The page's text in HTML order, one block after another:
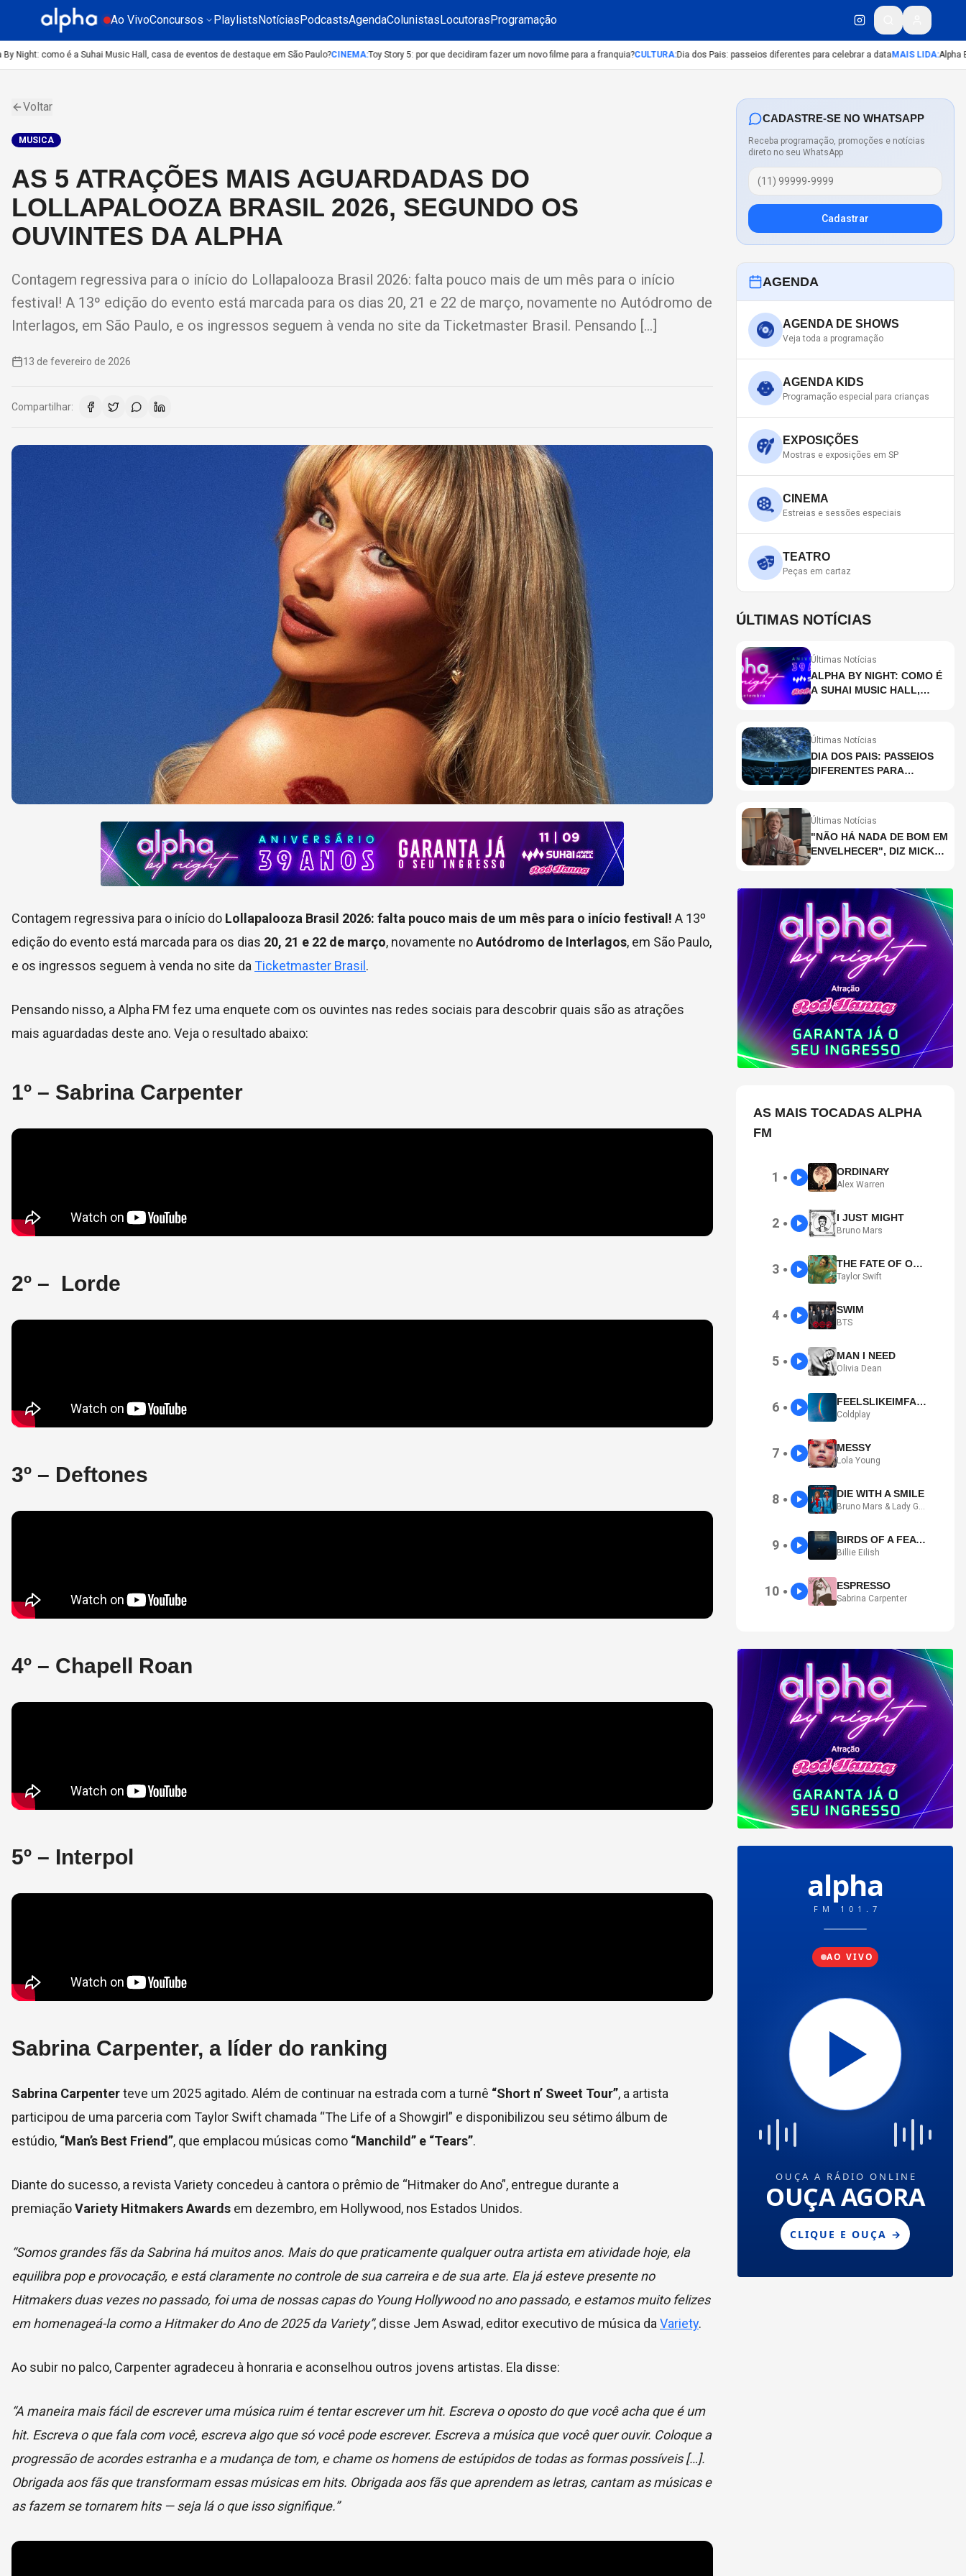
Ao VivoConcursos PlaylistsNotíciasPodcastsAgendaColunistasLocutorasProgramação
como é a Suhai Music Hall, casa de eventos de destaque em São Paulo?CINEMA:Toy Story 5: por que decidiram fazer um novo filme para a franquia?CULTURA:Dia dos Pais: passeios diferentes para celebrar a dataMAIS LIDA: Alpha By
Voltar
MUSICA
AS 5 ATRAÇÕES MAIS AGUARDADAS DO
LOLLAPALOOZA BRASIL 2026, SEGUNDO OS
OUVINTES DA ALPHA
Contagem regressiva para o início do Lollapalooza Brasil 2026: falta pouco mais de um mês para o início
festival! A 13º edição do evento está marcada para os dias 20, 21 e 22 de março, novamente no Autódromo de
Interlagos, em São Paulo, e os ingressos seguem à venda no site da Ticketmaster Brasil. Pensando […]
13 de fevereiro de 2026
Compartilhar:
Contagem regressiva para o início do Lollapalooza Brasil 2026: falta pouco mais de um mês para o início festival! A 13º
edição do evento está marcada para os dias 20, 21 e 22 de março, novamente noAutódromo de Interlagos, em São Paulo,
e os ingressos seguem à venda no site da Ticketmaster Brasil .
Pensando nisso, a Alpha FM fez uma enquete com os ouvintes nas redes sociais para descobrir quais são as atrações
mais aguardadas deste ano. Veja o resultado abaixo:
1º – Sabrina Carpenter
2º – Lorde
3º – Deftones
4º – Chapell Roan
5º – Interpol
Sabrina Carpenter, a líder do ranking
Sabrina Carpenterteve um 2025 agitado. Além de continuar na estrada com a turnê “Short n’ Sweet Tour”, a artista
participou de uma parceria com Taylor Swift chamada “The Life of a Showgirl” e disponibilizou seu sétimo álbum de
estúdio, “Man’s Best Friend”, que emplacou músicas como “Manchild” e “Tears”.
Diante do sucesso, a revista Variety concedeu à cantora o prêmio de “Hitmaker do Ano”, entregue durante a
premiaçãoVariety Hitmakers Awards em dezembro, em Hollywood, nos Estados Unidos.
“Somos grandes fãs da Sabrina há muitos anos. Mais do que praticamente qualquer outra artista em atividade hoje, ela
equilibra pop e provocação, e está claramente no controle de sua carreira e de sua arte. Ela já esteve presente no
Hitmakers duas vezes no passado, foi uma de nossas capas do Young Hollywood no ano passado, e estamos muito felizes
em homenageá-la como a Hitmaker do Ano de 2025 da Variety”, disse Jem Aswad, editor executivo de música da Variety.
Ao subir no palco, Carpenter agradeceu à honraria e aconselhou outros jovens artistas. Ela disse:
“A maneira mais fácil de escrever uma música ruim é tentar escrever um hit. Escreva o oposto do que você acha que é um
hit. Escreva o que fala com você, escreva algo que só você pode escrever. Escreva a música que você quer ouvir. Coloque a
progressão de acordes estranha e a mudança de tom, e chame os homens de estúpidos de todas as formas possíveis […].
Obrigada aos fãs que transformam essas músicas em hits. Obrigada aos fãs que aprendem as letras, cantam as músicas e
as fazem se tornarem hits — seja lá o que isso signifique.”
CADASTRE-SE NO WHATSAPP
Receba programação, promoções e notícias
direto no seu WhatsApp
Cadastrar
AGENDA
AGENDA DE SHOWS
Veja toda a programação
AGENDA KIDS
Programação especial para crianças
EXPOSIÇÕES
Mostras e exposições em SP
CINEMA
Estreias e sessões especiais
TEATRO
Peças em cartaz
ÚLTIMAS NOTÍCIAS
Últimas Notícias
ALPHA BY NIGHT: COMO É
A SUHAI MUSIC HALL,
PAULO?
Últimas Notícias
DIA DOS PAIS: PASSEIOS
DIFERENTES PARA
Últimas Notícias
"NÃO HÁ NADA DE BOM EM
ENVELHECER", DIZ MICK
AS MAIS TOCADAS ALPHA
FM
1 ● ORDINARY
Alex Warren
2 ● I JUST MIGHT
Bruno Mars
3 ● THE FATE OF OPHELIA
Taylor Swift
4 ● SWIM
BTS
5 ● MAN I NEED
Olivia Dean
6 ● FEELSLIKEIMFALLINGINLOVE
Coldplay
7 ● MESSY
Lola Young
8 ● DIE WITH A SMILE
Bruno Mars & Lady Gaga
9 ● BIRDS OF A FEATHER
Billie Eilish
10 ● ESPRESSO
Sabrina Carpenter